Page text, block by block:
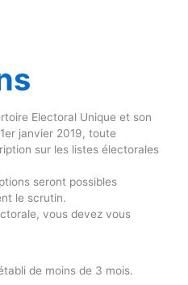
Electoral Unique et son
janvier 2019, toute
sur les listes électorales
seront possibles
le scrutin.
vous devez vous
de moins de 3 mois.